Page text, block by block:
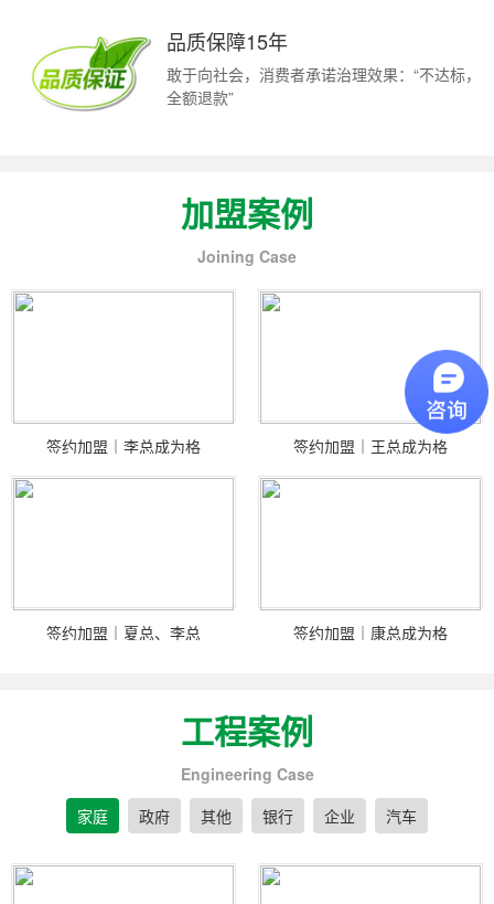
品质保障15年
敢于向社会，消费者承诺治理效果：“不达标，
全额退款”
加盟案例
Joining Case
签约加盟｜李总成为格 签约加盟｜王总成为格
签约加盟｜夏总、李总 签约加盟｜康总成为格
工程案例
Engineering Case
家庭
政府 其他 银行 企业 汽车